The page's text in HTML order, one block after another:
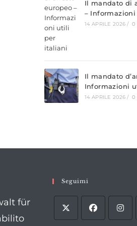
Il mandato di
–
14 APRILE 2026 / 0
Il mandato
Informazioni
14 APRILE 2026 / 0
für
Seguimi